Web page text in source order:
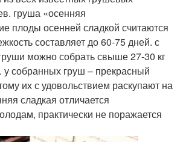
груша «осенняя
плоды осенней сладкой считаются
составляет до 60-75 дней. с
можно собрать свыше 27-30 кг
у собранных груш – прекрасный
их с удовольствием раскупают на
сладкая отличается
практически не поражается